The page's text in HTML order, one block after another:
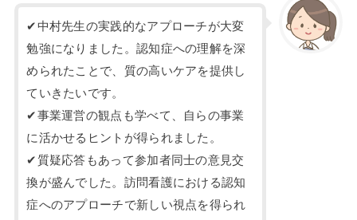
✔中村先生の実践的なアプローチが大変
勉強になりました。認知症への理解を深
められたことで、質の高いケアを提供し
ていきたいです。
✔事業運営の観点も学べて、自らの事業
に活かせるヒントが得られました。
✔質疑応答もあって参加者同士の意見交
換が盛んでした。訪問看護における認知
症へのアプローチで新しい視点を得られ